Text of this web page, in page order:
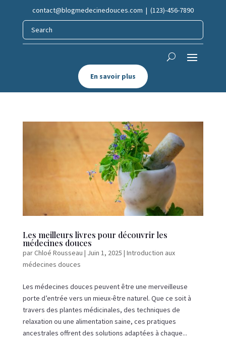
contact@blogmedecinedouces.com | (123)-456-7890
En savoir plus
Les meilleurs livres pour découvrir les
médecines douces
parChloé Rousseau | Juin 1, 2025 | Introduction aux
médecines douces
Les médecines douces peuvent être une merveilleuse
porte d’entrée vers un mieux-être naturel. Que ce soit à
travers des plantes médicinales, des techniques de
relaxation ou une alimentation saine, ces pratiques
ancestrales offrent des solutions adaptées à chaque...